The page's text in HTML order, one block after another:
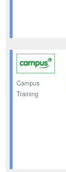
Campus
Training